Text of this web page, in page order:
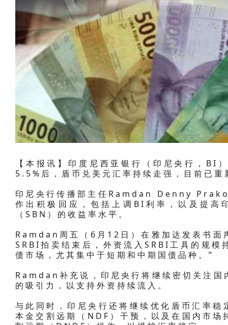
【本报讯】印度尼西亚银行（印尼央行，
5.5%后，盾币兑美元汇率持续走强，目前已
印尼央行传播部主任Ramdan Denny
作出积极回应，包括上调BI利率，以及提高
（SBN）的收益率水平。
Ramdan周五（6月12日）在雅加达发表书
SRBI拍卖结束后，外资流入SRBI工具的规模
债市场，尤其集中于短期和中期国债品种。”
Ramdan补充说，印尼央行将继续密切关注国
的吸引力，以支持外资持续流入。
与此同时，印尼央行还将继续优化盾币汇率
本金交割远期（NDF）干预，以及在国内市